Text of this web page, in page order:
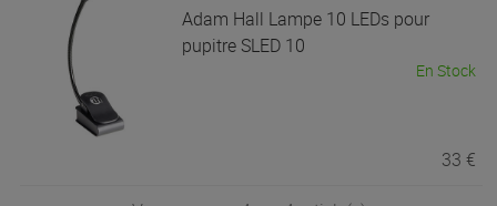
Adam Hall Lampe 10 LEDs pour
pupitre SLED 10
En Stock
33 €